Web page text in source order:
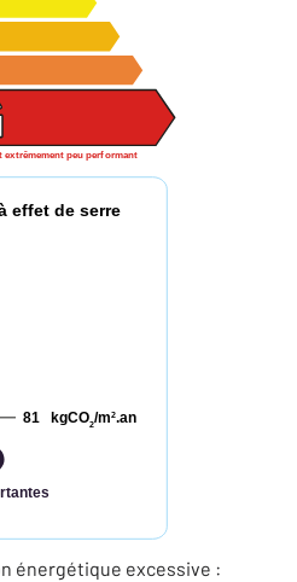
extrêmement peu performant
effet de serre
kgCO2/m2.an
81
énergétique excessive :